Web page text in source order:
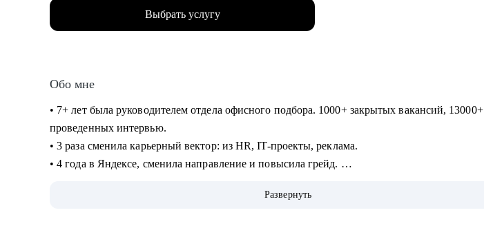
Выбрать услугу
Обо мне
• 7+ лет была руководителем отдела офисного подбора. 1000+ закрытых вакансий, 13000+
проведенных интервью.
• 3 раза сменила карьерный вектор: из HR, IT-проекты, реклама.
• 4 года в Яндексе, сменила направление и повысила грейд.
• Сейчас делаю проекты для Рекламной сети Яндекса (60 000+ пользователей), в том числе
Развернуть